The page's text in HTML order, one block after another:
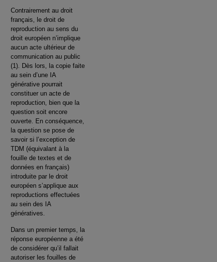
Contrairement au droit
français, le droit de
reproduction au sens du
droit européen n’implique
aucun acte ultérieur de
communication au public
(1). Dès lors, la copie faite
au sein d’une IA
générative pourrait
constituer un acte de
reproduction, bien que la
question soit encore
ouverte. En conséquence,
la question se pose de
savoir si l’exception de
TDM (équivalant à la
fouille de textes et de
données en français)
introduite par le droit
européen s’applique aux
reproductions effectuées
au sein des IA
génératives.
Dans un premier temps, la
réponse européenne a été
de considérer qu’il fallait
autoriser les fouilles de